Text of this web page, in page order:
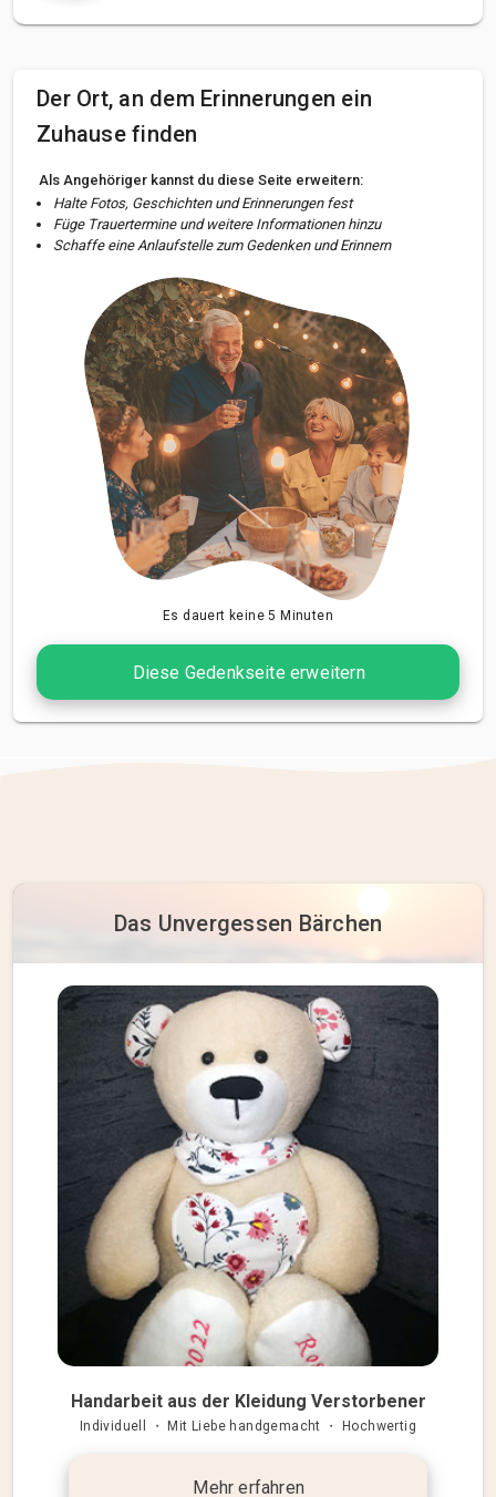
Der Ort, an dem Erinnerungen ein
Zuhause finden
Als Angehöriger kannst du diese Seite erweitern:
Halte Fotos, Geschichten und Erinnerungen fest
Füge Trauertermine und weitere Informationen hinzu
Schaffe eine Anlaufstelle zum Gedenken und Erinnern
Es dauert keine 5 Minuten
Diese Gedenkseite erweitern
Das Unvergessen Bärchen
Handarbeit aus der Kleidung Verstorbener
Individuell ・ Mit Liebe handgemacht ・ Hochwertig
Mehr erfahren